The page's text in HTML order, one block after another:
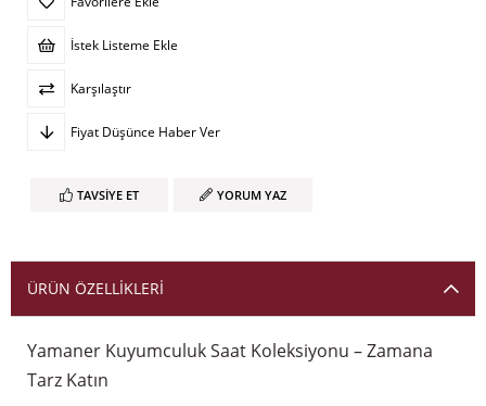
İstek Listeme Ekle
Karşılaştır
Fiyat Düşünce Haber Ver
TAVSIYE ET YORUM YAZ
ÜRÜN ÖZELLIKLERI
Yamaner Kuyumculuk Saat Koleksiyonu – Zamana
Tarz Katın